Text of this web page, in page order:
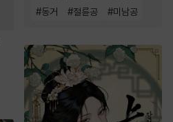
#동거 #절륜공 #미남공